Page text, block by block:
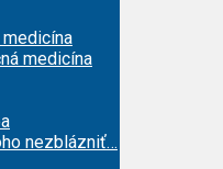
medicína
medicína
nezblázniť…